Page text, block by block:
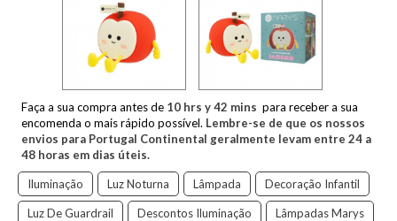
Faça a sua compra antes de 10 hrs y42 mins para receber a sua
encomenda o mais rápido possível. Lembre-se de que os nossos
envios para Portugal Continental geralmente levam entre 24 a
48 horas em dias úteis.
Iluminação Luz Noturna Lâmpada Decoração Infantil
Luz De Guardrail Descontos Iluminação Lâmpadas Marys